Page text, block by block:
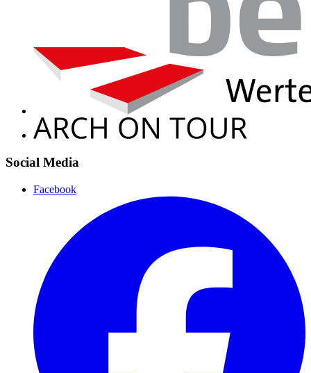
Social Media
Facebook